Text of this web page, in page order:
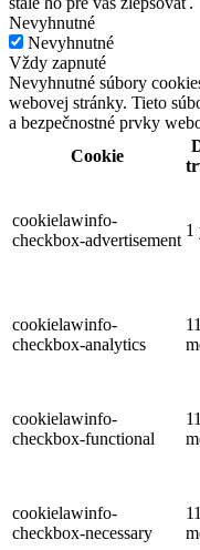
Nevyhnutné
Nevyhnutné
Vždy zapnuté
Nevyhnutné súbory
webovej stránky. Tieto
a bezpečnostné prvky
Cookie
cookielawinfo-
checkbox-advertisement
1
cookielawinfo-
checkbox-analytics
11
cookielawinfo-
checkbox-functional
11
cookielawinfo-
checkbox-necessary
11